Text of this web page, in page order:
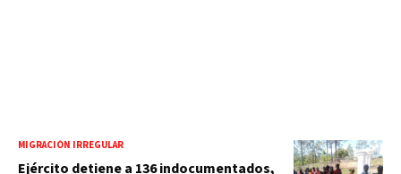
MIGRACIÓN IRREGULAR
Ejército detiene a 136 indocumentados,